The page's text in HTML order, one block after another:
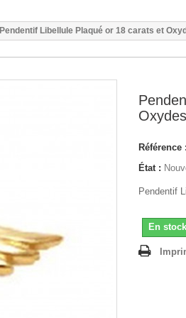
Pendentif Libellule Plaqué or 18 carats et
Référence :
État :
Pendentif
En stock